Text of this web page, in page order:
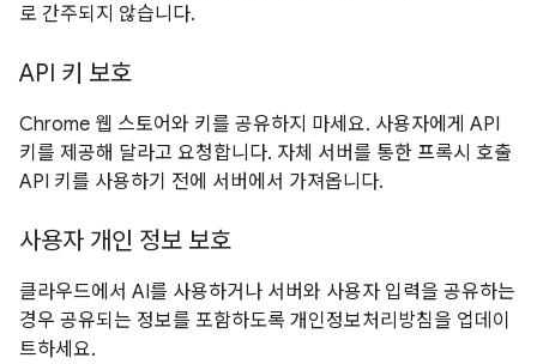
로 간주되지 않습니다.
API 키 보호
Chrome 웹 스토어와 키를 공유하지 마세요. 사용자에게 API
키를 제공해 달라고 요청합니다. 자체 서버를 통한 프록시 호출
API 키를 사용하기 전에 서버에서 가져옵니다.
사용자 개인 정보 보호
클라우드에서 AI를 사용하거나 서버와 사용자 입력을 공유하는
경우 공유되는 정보를 포함하도록 개인정보처리방침을 업데이
트하세요.